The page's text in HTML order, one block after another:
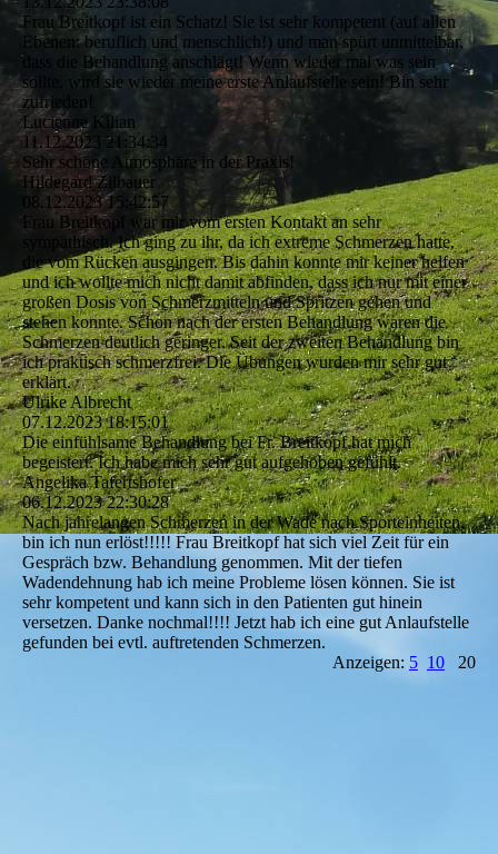
Frau Breitkopf ist ein Schatz! Sie ist sehr kompetent (auf allen
Ebenen: beruflich und menschlich!) und man spürt unmittelbar,
dass die Behandlung anschlägt! Wenn wieder mal was sein
sollte, wird sie wieder meine erste Anlaufstelle sein! Bin sehr
zufrieden!
Lucienne Kilian
11.12.2023 21:34:34
Sehr schöne Atmosphäre in der Praxis!
Hildegard Zilbauer
08.12.2023 15:42:57
Frau Breitkopf war mir vom ersten Kontakt an sehr
sympathisch. Ich ging zu ihr, da ich extreme Schmerzen hatte,
die vom Rücken ausgingen. Bis dahin konnte mir keiner helfen
und ich wollte mich nicht damit abfinden, dass ich nur mit einer
großen Dosis von Schmerzmitteln und Spritzen gehen und
stehen konnte. Schon nach der ersten Behandlung waren die
Schmerzen deutlich geringer. Seit der zweiten Behandlung bin
ich praktisch schmerzfrei. Die Übungen wurden mir sehr gut
erklärt.
Ulrike Albrecht
07.12.2023 18:15:01
Die einfühlsame Behandlung bei Fr. Breitkopf hat mich
begeistert. Ich habe mich sehr gut aufgehoben gefühlt.
Angelika Tafertshofer
06.12.2023 22:30:28
Nach jahrelangen Schmerzen in der Wade nach Sporteinheiten,
bin ich nun erlöst!!!!! Frau Breitkopf hat sich viel Zeit für ein
Gespräch bzw. Behandlung genommen. Mit der tiefen
Wadendehnung hab ich meine Probleme lösen können. Sie ist
sehr kompetent und kann sich in den Patienten gut hinein
versetzen. Danke nochmal!!!! Jetzt hab ich eine gut Anlaufstelle
gefunden bei evtl. auftretenden Schmerzen.
Anzeigen: 5 10 20